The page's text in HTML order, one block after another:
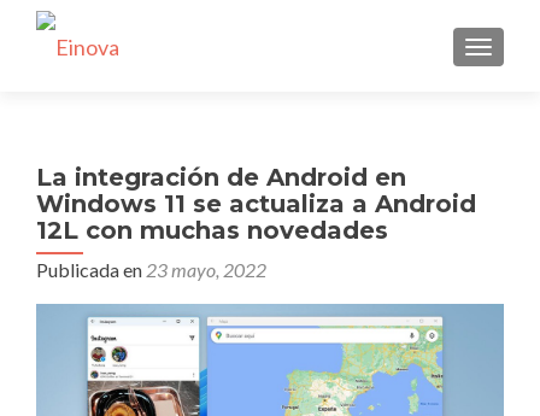
La integración de Android en
Windows 11 se actualiza a Android
12L con muchas novedades
Publicada en 23 mayo, 2022